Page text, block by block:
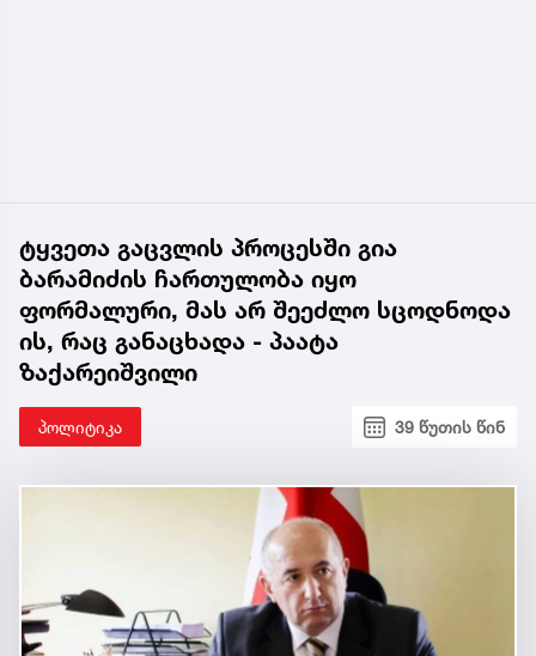
ტყვეთა გაცვლის პროცესში გია
ბარამიძის ჩართულობა იყო
ფორმალური, მას არ შეეძლო სცოდნოდა
ის, რაც განაცხადა - პაატა
ზაქარეიშვილი
პოლიტიკა 39 წუთის წინ